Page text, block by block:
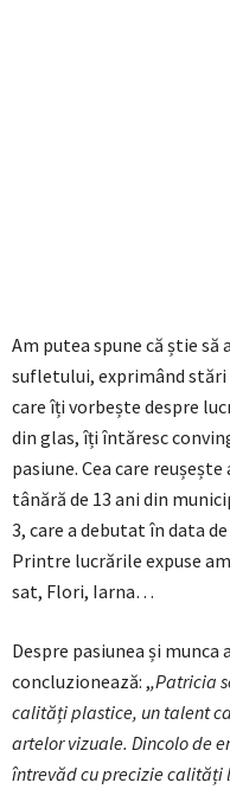
Am putea spune că știe
sufletului, exprimând stări
care îți vorbește despre
din glas, îți întăresc
pasiune. Cea care
tânără de 13 ani din
3, care a debutat în data
Printre lucrările expuse
sat, Flori, Iarna…
Despre pasiunea și
concluzionează: ,,Patricia
calități plastice, un talent
artelor vizuale. Dincolo de
întrevăd cu precizie calități